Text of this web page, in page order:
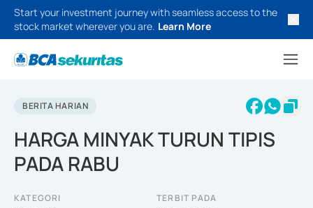
Start your investment journey with seamless access to the
stock market wherever you are. Learn More
BERITA HARIAN
HARGA MINYAK TURUN TIPIS
PADA RABU
KATEGORI TERBIT PADA